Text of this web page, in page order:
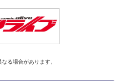
る場合があります。